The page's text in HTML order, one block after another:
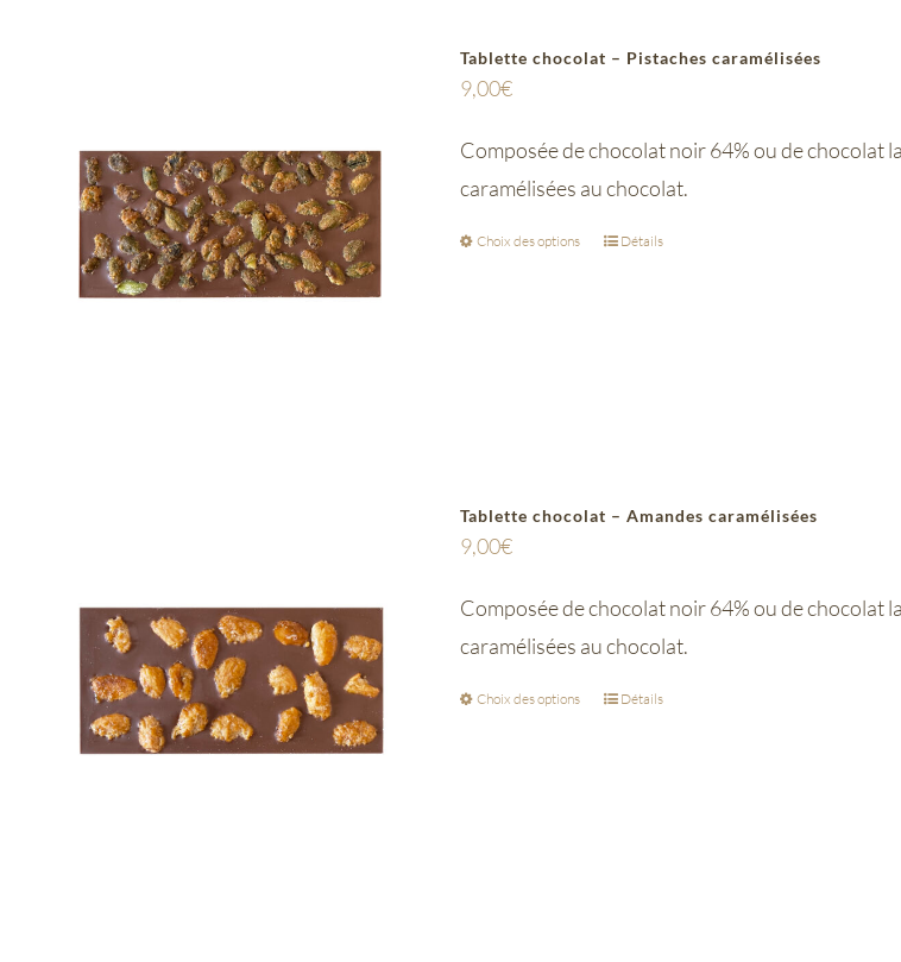
Tablette chocolat – Pistaches caramélisées
9,00€
Composée de chocolat noir 64% ou de chocolat
caramélisées au chocolat.
Choix des options Détails
Tablette chocolat – Amandes caramélisées
9,00€
Composée de chocolat noir 64% ou de chocolat
caramélisées au chocolat.
Choix des options Détails